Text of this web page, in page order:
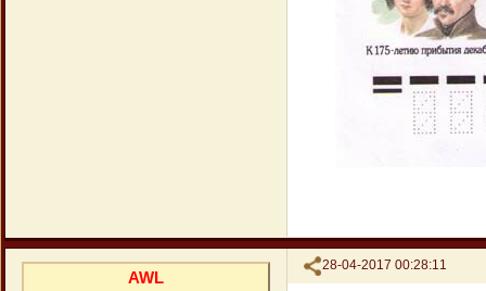
Поделиться
28-04-2017 00:28:11
AWL